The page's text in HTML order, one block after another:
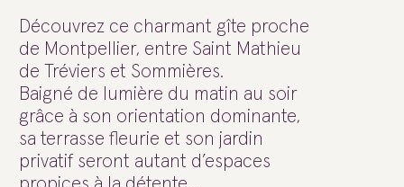
Découvrez ce charmant gîte proche
de Montpellier, entre Saint Mathieu
de Tréviers et Sommières.
Baigné de lumière du matin au soir
grâce à son orientation dominante,
sa terrasse fleurie et son jardin
privatif seront autant d’espaces